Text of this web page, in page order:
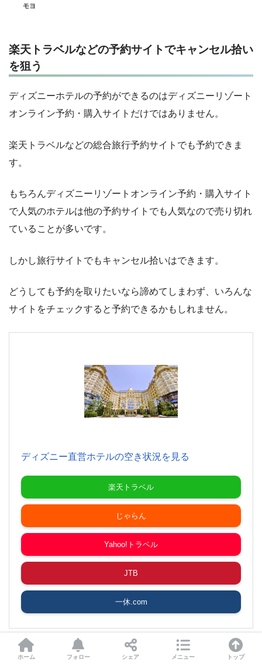
モヨ
楽天トラベルなどの予約サイトでキャンセル拾い
を狙う
ディズニーホテルの予約ができるのはディズニーリゾート
オンライン予約・購入サイトだけではありません。
楽天トラベルなどの総合旅行予約サイトでも予約できま
す。
もちろんディズニーリゾートオンライン予約・購入サイト
で人気のホテルは他の予約サイトでも人気なので売り切れ
ていることが多いです。
しかし旅行サイトでもキャンセル拾いはできます。
どうしても予約を取りたいなら諦めてしまわず、いろんな
サイトをチェックすると予約できるかもしれません。
ディズニー直営ホテルの空き状況を見る
楽天トラベル
じゃらん
Yahoo!トラベル
JTB
一休.com
ホーム フォロー シェア メニュー トップ